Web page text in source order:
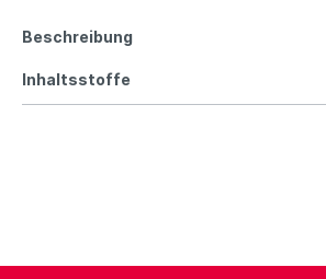
Beschreibung
Inhaltsstoffe